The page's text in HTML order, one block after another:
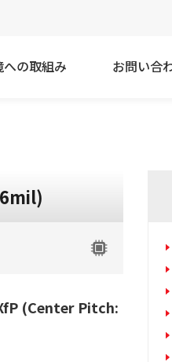
の取組み お問い合
(Center Pitch: